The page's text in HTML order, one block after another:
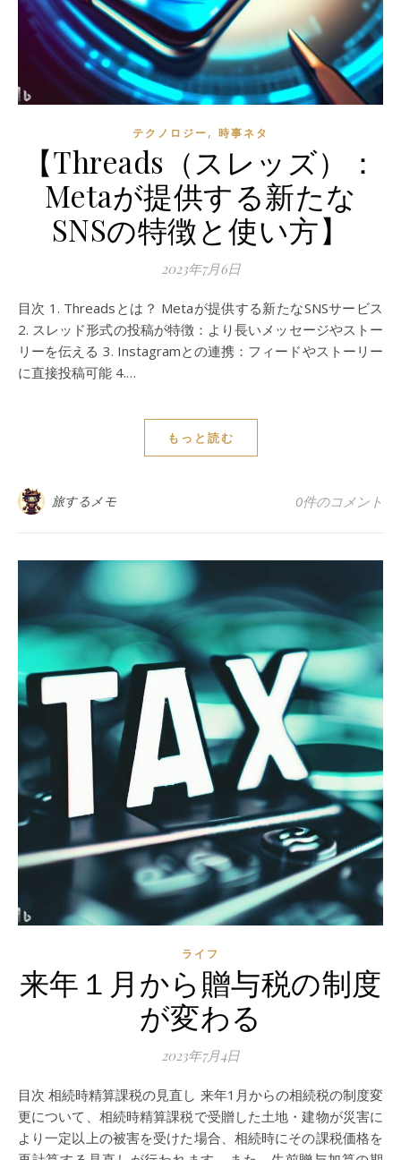
テクノロジー, 時事ネタ
【Threads（スレッズ）：
Metaが提供する新たな
SNSの特徴と使い方】
2023年7月6日
目次 1. Threadsとは？ Metaが提供する新たなSNSサービス
2. スレッド形式の投稿が特徴：より長いメッセージやストー
リーを伝える 3. Instagramとの連携：フィードやストーリー
に直接投稿可能 4.…
もっと読む
旅するメモ 0件のコメント
ライフ
来年１月から贈与税の制度
が変わる
2023年7月4日
目次 相続時精算課税の見直し 来年1月からの相続税の制度変
更について、相続時精算課税で受贈した土地・建物が災害に
より一定以上の被害を受けた場合、相続時にその課税価格を